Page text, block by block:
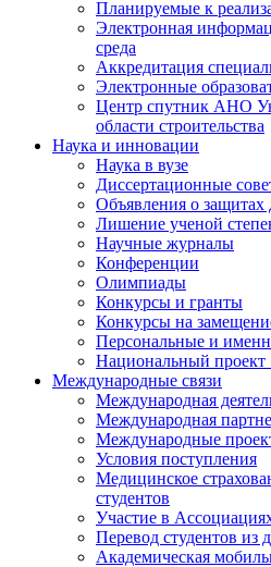
Планируемые к
Электронная
среда
Аккредитация
Электронные
Центр спутник АНО
области строительства
Наука и инновации
Наука в вузе
Диссертационные
Объявления о защитах
Лишение ученой
Научные журналы
Конференции
Олимпиады
Конкурсы и гранты
Конкурсы на
Персональные и
Национальный проект
Международные связи
Международная
Международная
Международные
Условия поступления
Медицинское
студентов
Участие в
Перевод студентов из
Академическая